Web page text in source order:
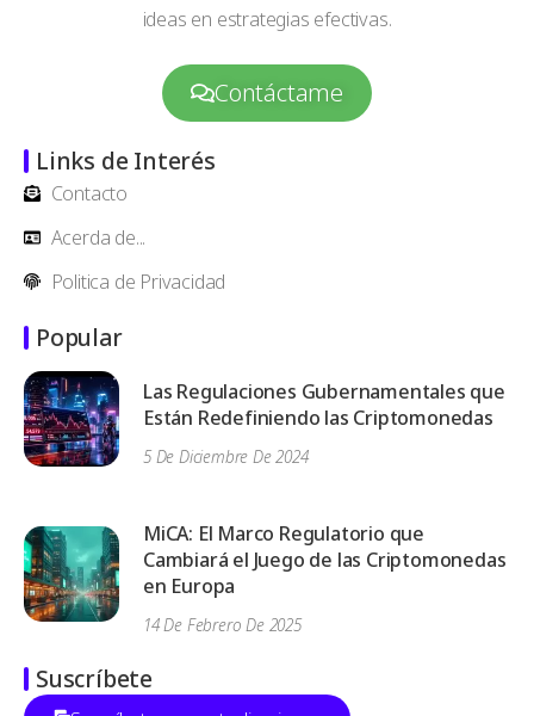
ideas en estrategias efectivas.
Contáctame
Links de Interés
Contacto
Acerda de...
Politica de Privacidad
Popular
Las Regulaciones Gubernamentales que
Están Redefiniendo las Criptomonedas
5 De Diciembre De 2024
MiCA: El Marco Regulatorio que
Cambiará el Juego de las Criptomonedas
en Europa
14 De Febrero De 2025
Suscríbete